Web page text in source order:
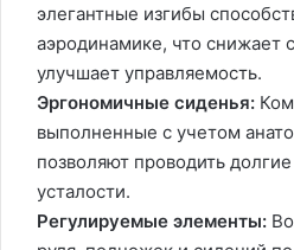
элегантные изгибы
аэродинамике, что снижает
улучшает управляемость.
Эргономичные сиденья:
выполненные с учетом
позволяют проводить
усталости.
Регулируемые элементы: